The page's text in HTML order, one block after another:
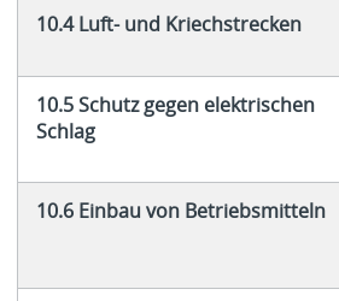
10.4 Luft- und Kriechstrecken
10.5 Schutz gegen elektrischen
Schlag
10.6 Einbau von Betriebsmitteln